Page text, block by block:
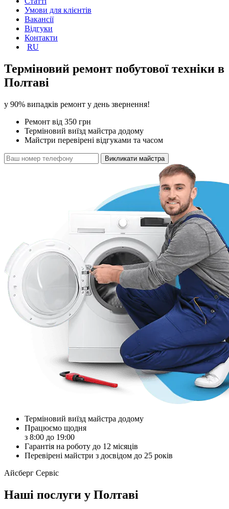
Умови для клієнтів
Вакансії
Відгуки
Контакти
RU
Терміновий ремонт побутової техніки в
Полтавi
у 90% випадків ремонт у день звернення!
Ремонт від 350 грн
Терміновий виїзд майстра додому
Майстри перевірені відгуками та часом
Викликати майстра
Терміновий виїзд майстра додому
Працюємо щодня
з 8:00 до 19:00
Гарантія на роботу до 12 місяців
Перевірені майстри з досвідом до 25 років
Айсберг Сервіс
Наші послуги у Полтавi